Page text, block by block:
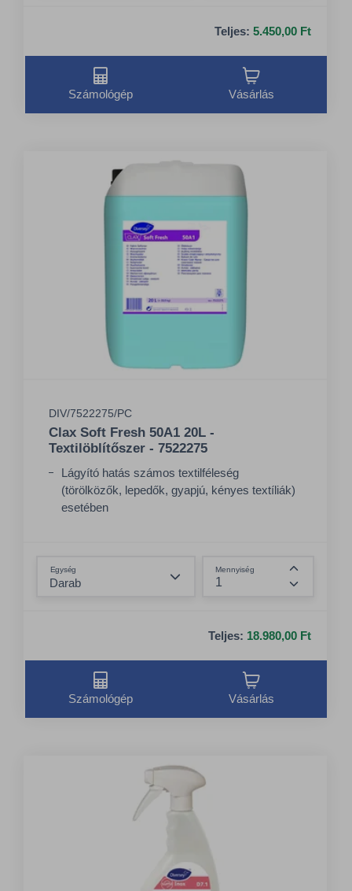
Teljes: 5.450,00 Ft
Számológép Vásárlás
DIV/7522275/PC
Clax Soft Fresh 50A1 20L -
Textilöblítőszer - 7522275
Lágyító hatás számos textilféleség
(törölközők, lepedők, gyapjú, kényes textíliák)
esetében
Hosszan tartó, kellemes illatot biztosít
Egység Mennyiség
Összeg
Teljes: 18.980,00 Ft
Számológép Vásárlás